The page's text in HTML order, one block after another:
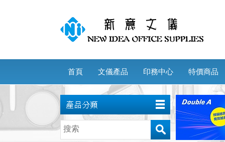
首頁 文儀產品 印務中心 特價商品